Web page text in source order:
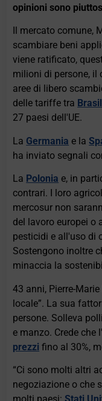
opinioni sono
Il mercato comune,
scambiare beni
viene ratificato,
milioni di persone, il
aree di libero
delle tariffe tra
27 paesi dell'UE.
La Germania e la
ha inviato segnali
La Polonia e, in
contrari. I loro
mercosur non
del lavoro europei o
pesticidi e all'uso di
Sostengono inoltre
minaccia la
43 anni, Pierre-
locale”. La sua
persone. Solleva
e manzo. Crede che
prezzi fino al 30%,
“Ci sono molti altri
negoziazione o che